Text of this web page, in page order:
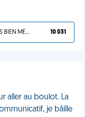
TU L'AS BIEN MÉRITÉ 10 031
aller au boulot. La
je bâille